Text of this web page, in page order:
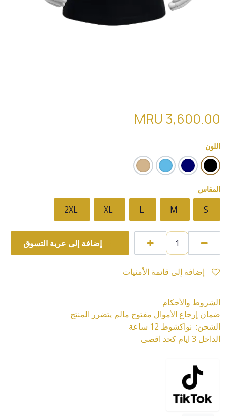
3,600.00
اللون
المقاس
S
M
L
XL
2XL
إضافة إلى عربة التسوق
الشروط والأحكام
ضمان إرجاع الأموال مفتوح مالم يتضرر المنتج
الشحن: نواكشوط 12 ساعة
الداخل 3 ايام كحد اقصى